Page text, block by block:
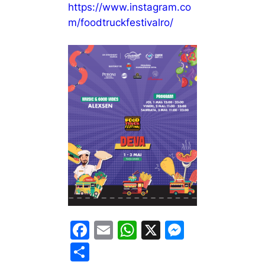
https://www.instagram.co
m/foodtruckfestivalro/
F
E
W X